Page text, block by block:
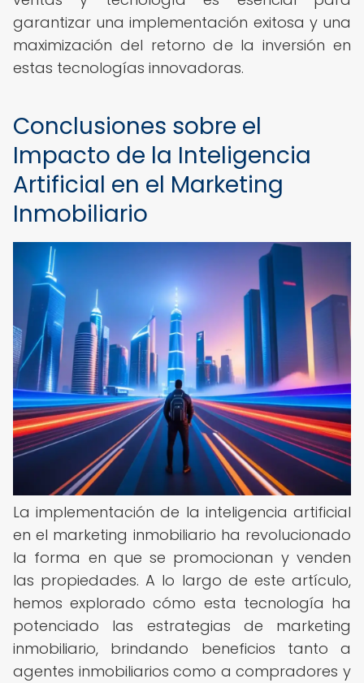
garantizar una implementación exitosa y una
maximización del retorno de la inversión en
estas tecnologías innovadoras.
Conclusiones sobre el
Impacto de la Inteligencia
Artificial en el Marketing
Inmobiliario
La implementación de la inteligencia artificial
en el marketing inmobiliario ha revolucionado
la forma en que se promocionan y venden
las propiedades. A lo largo de este artículo,
hemos explorado cómo esta tecnología ha
potenciado las estrategias de marketing
inmobiliario, brindando beneficios tanto a
agentes inmobiliarios como a compradores y